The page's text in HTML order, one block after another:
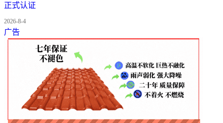
正式认证
2026-8-4
广告